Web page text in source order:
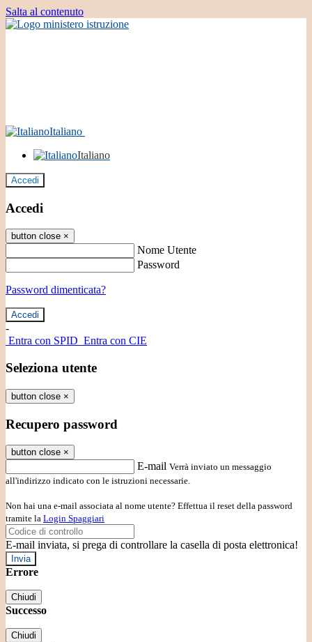
Salta al contenuto
Italiano
Italiano
Accedi
Accedi
button close ×
Nome Utente
Password
Password dimenticata?
-
Entra con SPID Entra con CIE
Seleziona utente
button close ×
Recupero password
button close ×
E-mail Verrà inviato un messaggio
all'indirizzo indicato con le istruzioni necessarie.
Non hai una e-mail associata al nome utente? Effettua il reset della password
tramite la Login Spaggiari
E-mail inviata, si prega di controllare la casella di posta elettronica!
Errore
Chiudi
Successo
Chiudi